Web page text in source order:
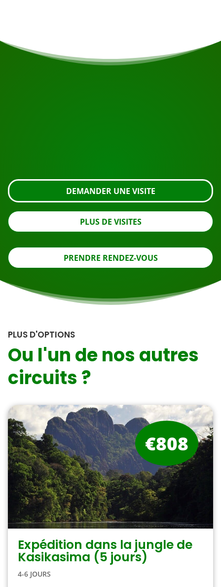
DEMANDER UNE VISITE
PLUS DE VISITES
PRENDRE RENDEZ-VOUS
PLUS D'OPTIONS
Ou l'un de nos autres
circuits ?
Expédition dans la jungle de
Kasikasima (5 jours)
4-6 JOURS
€808